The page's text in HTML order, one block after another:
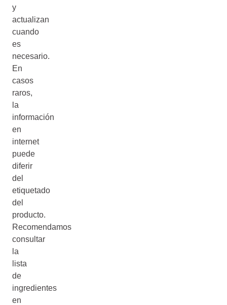
y
actualizan
cuando
es
necesario.
En
casos
raros,
la
información
en
internet
puede
diferir
del
etiquetado
del
producto.
Recomendamos
consultar
la
lista
de
ingredientes
en